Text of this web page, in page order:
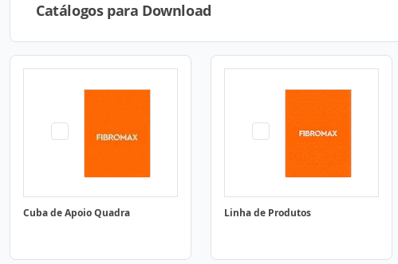
Catálogos para Download
Cuba de Apoio Quadra Linha de Produtos